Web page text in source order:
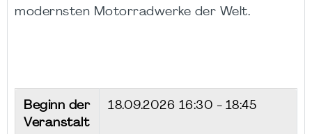
modernsten Motorradwerke der Welt.
Beginn der
Veranstalt
18.09.2026 16:30 - 18:45